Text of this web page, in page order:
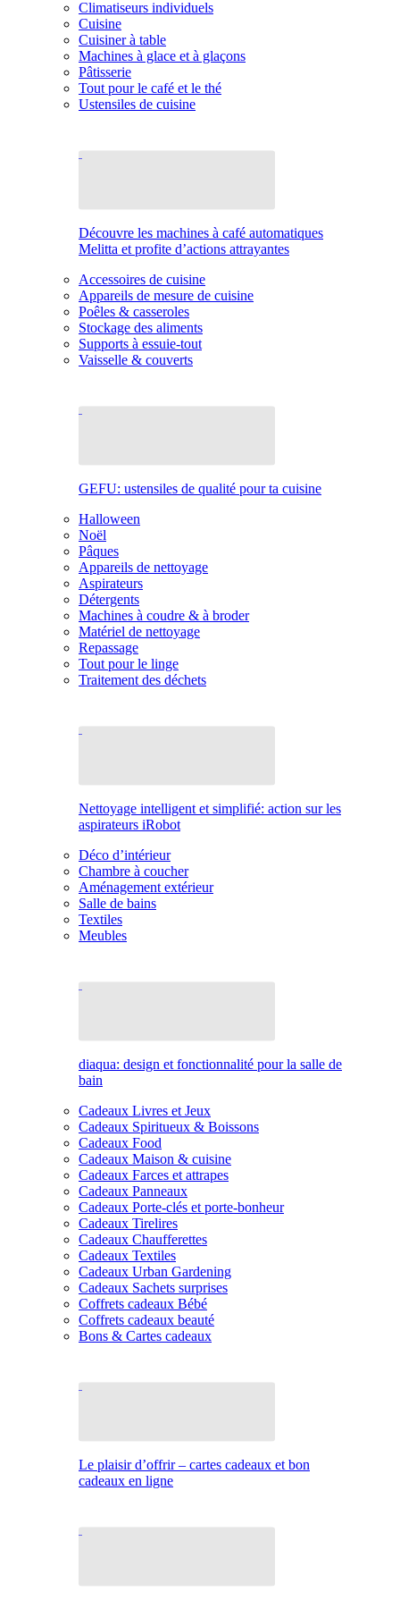
Climatiseurs individuels
Cuisine
Cuisiner à table
Machines à glace et à glaçons
Pâtisserie
Tout pour le café et le thé
Ustensiles de cuisine
Découvre les machines à café automatiques
Melitta et profite d’actions attrayantes
Accessoires de cuisine
Appareils de mesure de cuisine
Poêles & casseroles
Stockage des aliments
Supports à essuie-tout
Vaisselle & couverts
GEFU: ustensiles de qualité pour ta cuisine
Halloween
Noël
Pâques
Appareils de nettoyage
Aspirateurs
Détergents
Machines à coudre & à broder
Matériel de nettoyage
Repassage
Tout pour le linge
Traitement des déchets
Nettoyage intelligent et simplifié: action sur les
aspirateurs iRobot
Déco d’intérieur
Chambre à coucher
Aménagement extérieur
Salle de bains
Textiles
Meubles
diaqua: design et fonctionnalité pour la salle de
bain
Cadeaux Livres et Jeux
Cadeaux Spiritueux & Boissons
Cadeaux Food
Cadeaux Maison & cuisine
Cadeaux Farces et attrapes
Cadeaux Panneaux
Cadeaux Porte-clés et porte-bonheur
Cadeaux Tirelires
Cadeaux Chaufferettes
Cadeaux Textiles
Cadeaux Urban Gardening
Cadeaux Sachets surprises
Coffrets cadeaux Bébé
Coffrets cadeaux beauté
Bons & Cartes cadeaux
Le plaisir d’offrir – cartes cadeaux et bon
cadeaux en ligne